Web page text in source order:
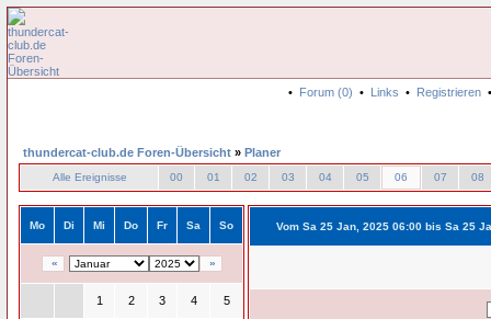
• Forum (0) • Links • Registrieren
thundercat-club.de Foren-Übersicht » Planer
Alle Ereignisse 00 01 02 03 04 05 06 07 08
Mo Di Mi Do Fr Sa So
« »
1 2 3 4 5
Vom Sa 25 Jan, 2025 06:00 bis Sa 25